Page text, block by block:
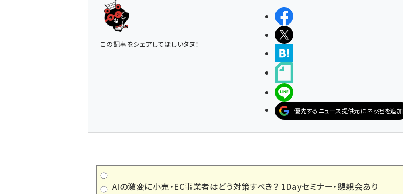
この記事をシェアしてほしいタヌ！
優先するニュース提供元にネッ担を追加
AIの激変に小売・EC事業者はどう対策すべき？ 1Dayセミナー・懇親会あり